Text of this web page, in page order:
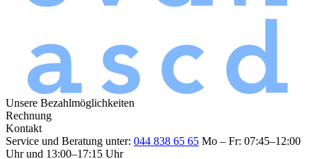
Unsere Bezahlmöglichkeiten
Rechnung
Kontakt
Service und Beratung unter: 044 838 65 65 Mo – Fr: 07:45–12:00
Uhr und 13:00–17:15 Uhr